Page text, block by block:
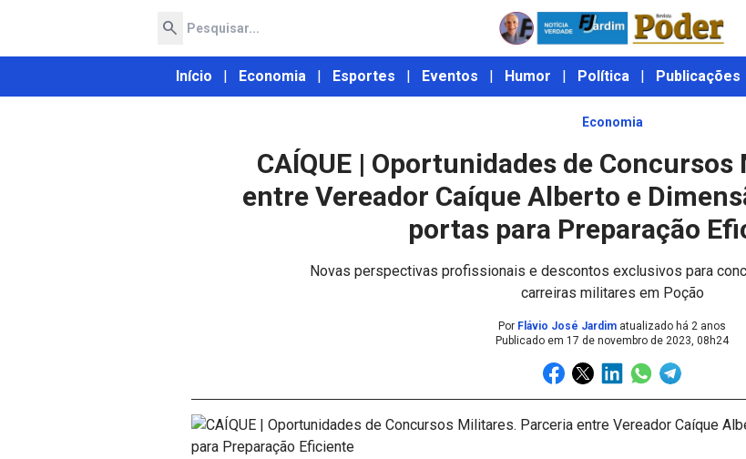
search
Início | Economia | Esportes | Eventos | Humor | Política | Publicações
Economia
CAÍQUE | Oportunidades de
entre Vereador Caíque Alberto e
portas para Preparação
Novas perspectivas profissionais e descontos exclusivos para
carreiras militares em Poção
Por Flávio José Jardim atualizado há 2 anos
Publicado em 17 de novembro de 2023, 08h24